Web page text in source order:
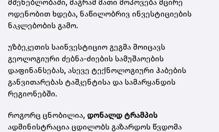
მშენებლობაში, მაგრამ მათი მოპოვება მცირე
ოდენობით ხდება, ნაწილობრივ ინვესტიციების
ნაკლებობის გამო.
უზბეკეთის საინვესტიციო გეგმა მოიცავს
გეოლოგიური ძებნა-ძიების სამუშაოების
დაფინანსებას, ასევე ტექნოლოგიური ჰაბების
განვითარებას ტაშკენტისა და სამარყანდის
რეგიონებში.
როგორც ცნობილია, დონალდ ტრამპის
ადმინისტრაცია ცდილობს გაზარდოს წვდომა